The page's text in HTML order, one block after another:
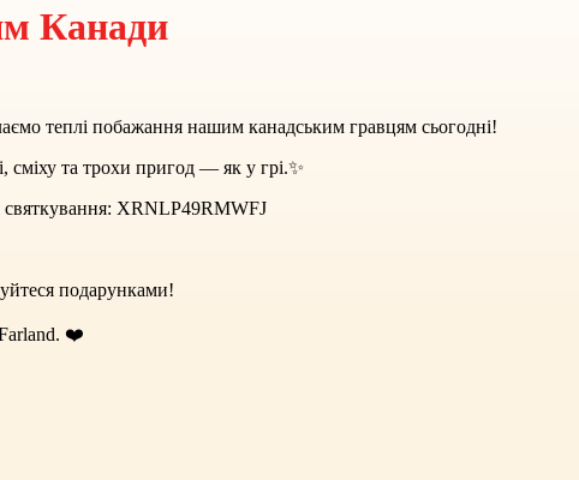
Канади
теплі побажання нашим канадським гравцям сьогодні!
сміху та трохи пригод — як у грі.✨
святкування: XRNLP49RMWFJ
подарунками!
❤️